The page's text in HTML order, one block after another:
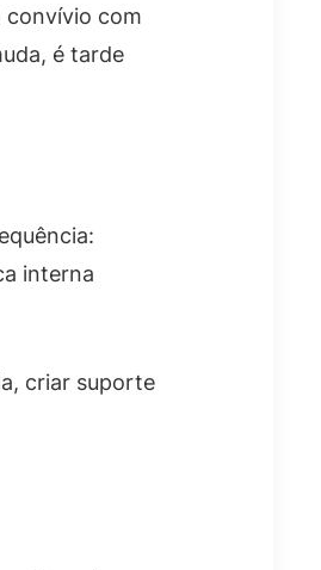
convívio com
é tarde
interna
criar suporte